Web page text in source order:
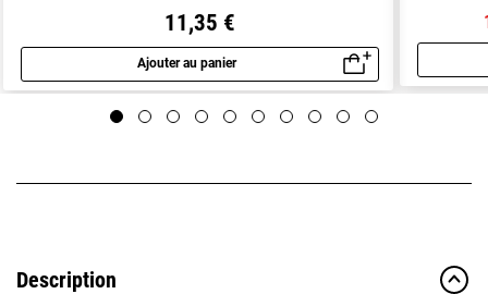
11,35 €
Ajouter au panier
Aperçu rapide
Description